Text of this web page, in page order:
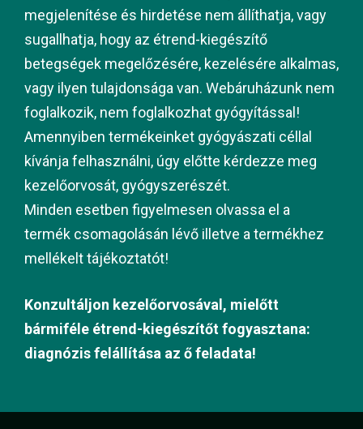
megjelenítése és hirdetése nem állíthatja, vagy
sugallhatja, hogy az étrend-kiegészítő
betegségek megelőzésére, kezelésére alkalmas,
vagy ilyen tulajdonsága van. Webáruházunk nem
foglalkozik, nem foglalkozhat gyógyítással!
Amennyiben termékeinket gyógyászati céllal
kívánja felhasználni, úgy előtte kérdezze meg
kezelőorvosát, gyógyszerészét.
Minden esetben figyelmesen olvassa el a
termék csomagolásán lévő illetve a termékhez
mellékelt tájékoztatót!
Konzultáljon kezelőorvosával, mielőtt
bármiféle étrend-kiegészítőt fogyasztana:
diagnózis felállítása az ő feladata!